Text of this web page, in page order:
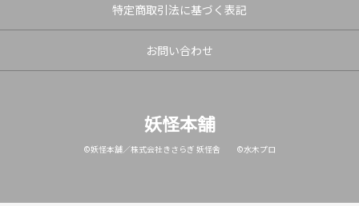
特定商取引法に基づく表記
お問い合わせ
妖怪本舗
©妖怪本舗／株式会社きさらぎ 妖怪舎 ©水木プロ